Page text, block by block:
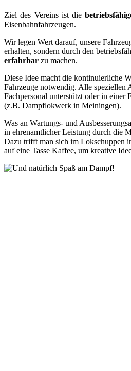
Ziel des Vereins ist die
Eisenbahnfahrzeugen.
Wir legen Wert darauf, unsere
erhalten, sondern durch den
erfahrbar zu machen.
Diese Idee macht die kontinuierliche
Fahrzeuge notwendig. Alle speziellen
Fachpersonal unterstützt oder in einer
(z.B. Dampflokwerk in Meiningen).
Was an Wartungs- und
in ehrenamtlicher Leistung durch die
Dazu trifft man sich im Lokschuppen
auf eine Tasse Kaffee, um kreative